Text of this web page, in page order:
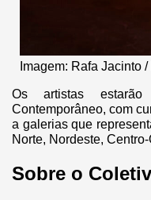
Imagem: Rafa Jacinto
Os artistas
Contemporâneo, com
a galerias que
Norte, Nordeste,
Sobre o